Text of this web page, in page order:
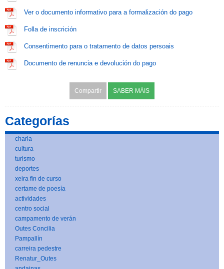
Ver o documento informativo para a formalización do pago
Folla de inscrición
Consentimento para o tratamento de datos persoais
Documento de renuncia e devolución do pago
Compartir SABER MÁIS
Categorías
charla
cultura
turismo
deportes
xeira fin de curso
certame de poesía
actividades
centro social
campamento de verán
Outes Concilia
Pampallín
carreira pedestre
Renatur_Outes